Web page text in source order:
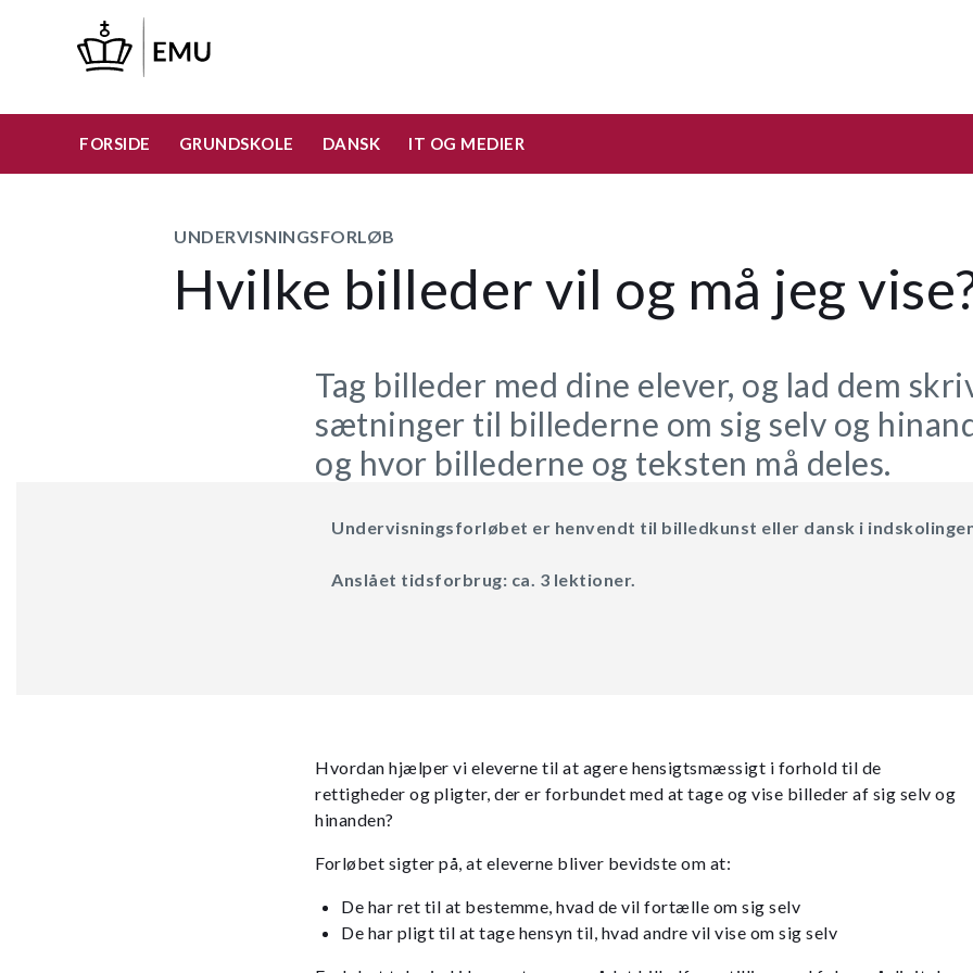
hovedindhold
FORSIDE GRUNDSKOLE DANSK IT OG MEDIER
UNDERVISNINGSFORLØB
Hvilke billeder vil og må jeg
Tag billeder med dine elever, og lad dem
sætninger til billederne om sig selv og
og hvor billederne og teksten må deles.
Undervisningsforløbet er henvendt til billedkunst eller dansk i
Anslået tidsforbrug: ca. 3 lektioner.
Hvordan hjælper vi eleverne til at agere hensigtsmæssigt i forhold til de
rettigheder og pligter, der er forbundet med at tage og vise billeder af sig selv og
hinanden?
Forløbet sigter på, at eleverne bliver bevidste om at:
De har ret til at bestemme, hvad de vil fortælle om sig selv
De har pligt til at tage hensyn til, hvad andre vil vise om sig selv